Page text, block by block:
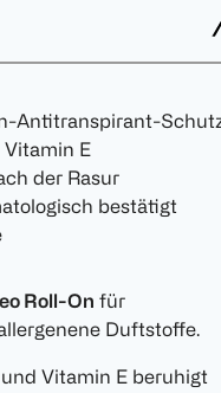
Antitranspirant-
E
der Rasur
bestätigt
Roll-On für
Duftstoffe.
Vitamin E beruhigt